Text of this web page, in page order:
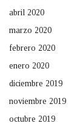
abril 2020
marzo 2020
febrero 2020
enero 2020
diciembre 2019
noviembre 2019
octubre 2019